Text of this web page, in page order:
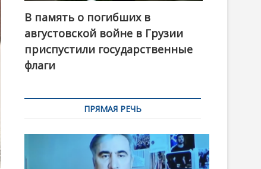
В память о погибших в
августовской войне в Грузии
приспустили государственные
флаги
ПРЯМАЯ РЕЧЬ